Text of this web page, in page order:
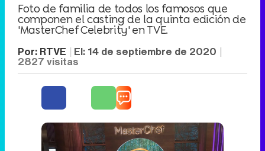
Foto de familia de todos los famosos que
componen el casting de la quinta edición de
'MasterChef Celebrity' en TVE.
Por: RTVE El: 14 de septiembre de 2020
2827 visitas